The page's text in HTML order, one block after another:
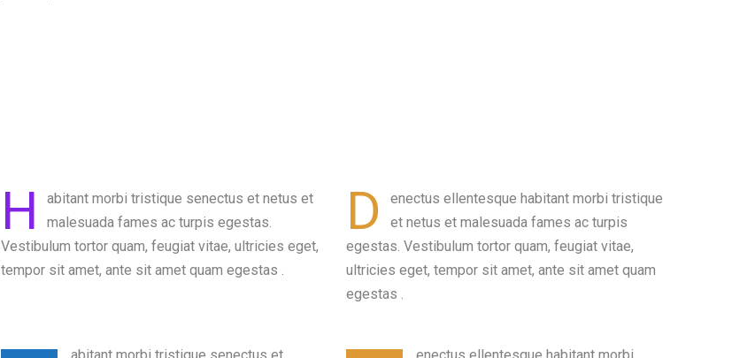
H
abitant morbi tristique senectus et netus et
malesuada fames ac turpis egestas.
Vestibulum tortor quam, feugiat vitae, ultricies eget,
tempor sit amet, ante sit amet quam egestas .
D
enectus ellentesque habitant morbi tristique
et netus et malesuada fames ac turpis
egestas. Vestibulum tortor quam, feugiat vitae,
ultricies eget, tempor sit amet, ante sit amet quam
egestas .